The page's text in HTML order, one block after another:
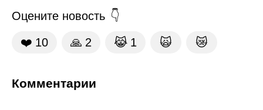
Оцените новость
❤️ 10 🙏 2 😹 1 🙀 😿
Комментарии